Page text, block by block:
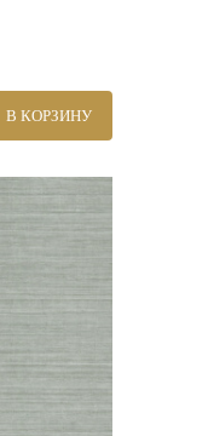
В КОРЗИНУ